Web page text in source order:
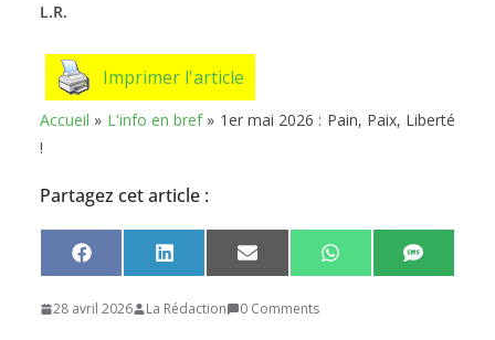
L.R.
Imprimer l'article
Accueil » L'info en bref» 1er mai 2026 : Pain, Paix, Liberté
!
Partagez cet article :
Share
on
F
a
c
e
Share
on
L
i
n
k
Share
on
E
m
i
Share
on
W
h
Share
on
S
M
28 avril 2026 La Rédaction 0 Comments